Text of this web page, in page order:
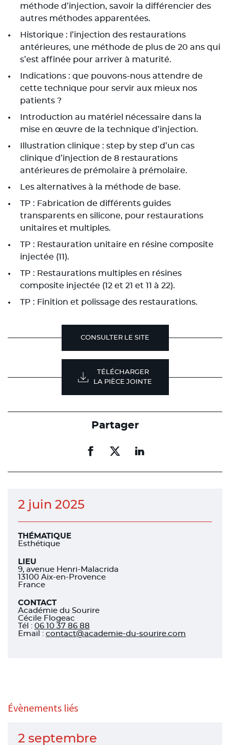
méthode d’injection, savoir la différencier des
autres méthodes apparentées.
Historique : l’injection des restaurations
antérieures, une méthode de plus de 20 ans qui
s’est affinée pour arriver à maturité.
Indications : que pouvons-nous attendre de
cette technique pour servir aux mieux nos
patients ?
Introduction au matériel nécessaire dans la
mise en œuvre de la technique d’injection.
Illustration clinique : step by step d’un cas
clinique d’injection de 8 restaurations
antérieures de prémolaire à prémolaire.
Les alternatives à la méthode de base.
TP : Fabrication de différents guides
transparents en silicone, pour restaurations
unitaires et multiples.
TP : Restauration unitaire en résine composite
injectée (11).
TP : Restaurations multiples en résines
composite injectée (12 et 21 et 11 à 22).
TP : Finition et polissage des restaurations.
CONSULTER LE SITE
TÉLÉCHARGER
LA PIÈCE JOINTE
Partager
Partager
facebook
Partager
facebook
Partager
linkedin
2 juin 2025
THÉMATIQUE
Esthétique
LIEU
9, avenue Henri-Malacrida
13100 Aix-en-Provence
France
CONTACT
Académie du Sourire
Cécile Flogeac
Tél : 06 10 37 86 88
Email : contact@academie-du-sourire.com
Évènements liés
2 septembre